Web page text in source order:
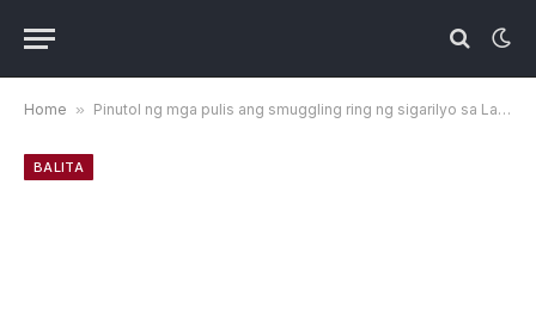
Home » Pinutol ng mga pulis ang smuggling ring ng sigarilyo sa Lanao del Norte
BALITA